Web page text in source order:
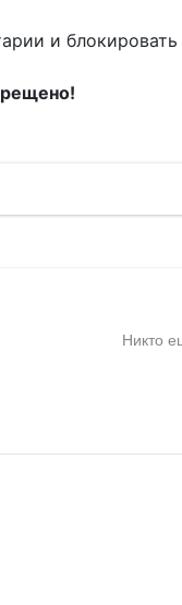
и
Никто